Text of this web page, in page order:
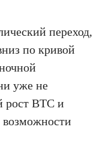
переход,
по кривой
уже не
рост BTC и
возможности